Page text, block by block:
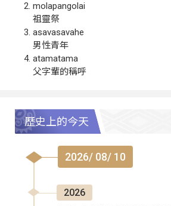
molapangolai
祖靈祭
asavasavahe
男性青年
atamatama
父字輩的稱呼
歷史上的今天
2026/ 08/ 10
2026